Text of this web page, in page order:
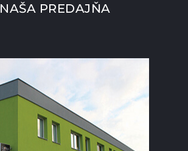
NAŠA PREDAJŇA